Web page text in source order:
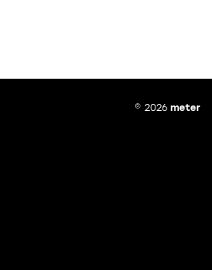
© 2026 meter